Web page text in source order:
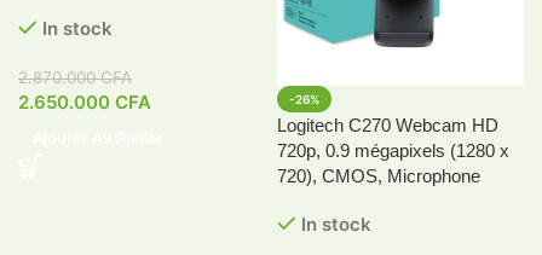
In stock
2.870.000CFA
2.650.000 CFA -26%
Logitech C270 Webcam HD
720p, 0.9 mégapixels (1280 x
720), CMOS, Microphone
In stock